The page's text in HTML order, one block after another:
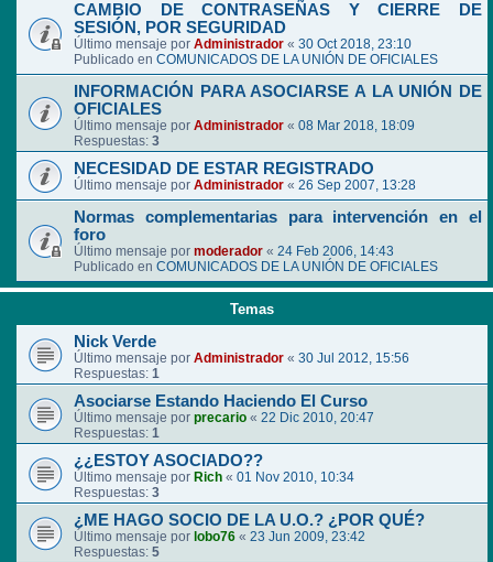
CAMBIO DE CONTRASEÑAS Y CIERRE DE
SESIÓN, POR SEGURIDAD
Último mensaje por Administrador « 30 Oct 2018, 23:10
Publicado en COMUNICADOS DE LA UNIÓN DE OFICIALES
INFORMACIÓN PARA ASOCIARSE A LA UNIÓN DE
OFICIALES
Último mensaje por Administrador « 08 Mar 2018, 18:09
Respuestas: 3
NECESIDAD DE ESTAR REGISTRADO
Último mensaje por Administrador « 26 Sep 2007, 13:28
Normas complementarias para intervención en el
foro
Último mensaje por moderador « 24 Feb 2006, 14:43
Publicado en COMUNICADOS DE LA UNIÓN DE OFICIALES
Temas
Nick Verde
Último mensaje por Administrador « 30 Jul 2012, 15:56
Respuestas: 1
Asociarse Estando Haciendo El Curso
Último mensaje por precario « 22 Dic 2010, 20:47
Respuestas: 1
¿¿ESTOY ASOCIADO??
Último mensaje por Rich « 01 Nov 2010, 10:34
Respuestas: 3
¿ME HAGO SOCIO DE LA U.O.? ¿POR QUÉ?
Último mensaje por lobo76 « 23 Jun 2009, 23:42
Respuestas: 5